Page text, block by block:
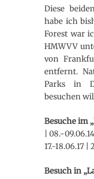
Diese
habe ich
Forest war
HMWVV
von
entfernt.
Parks in
besuchen
Besuche im
| 08.-
17.-18.06.17 |
Besuch in